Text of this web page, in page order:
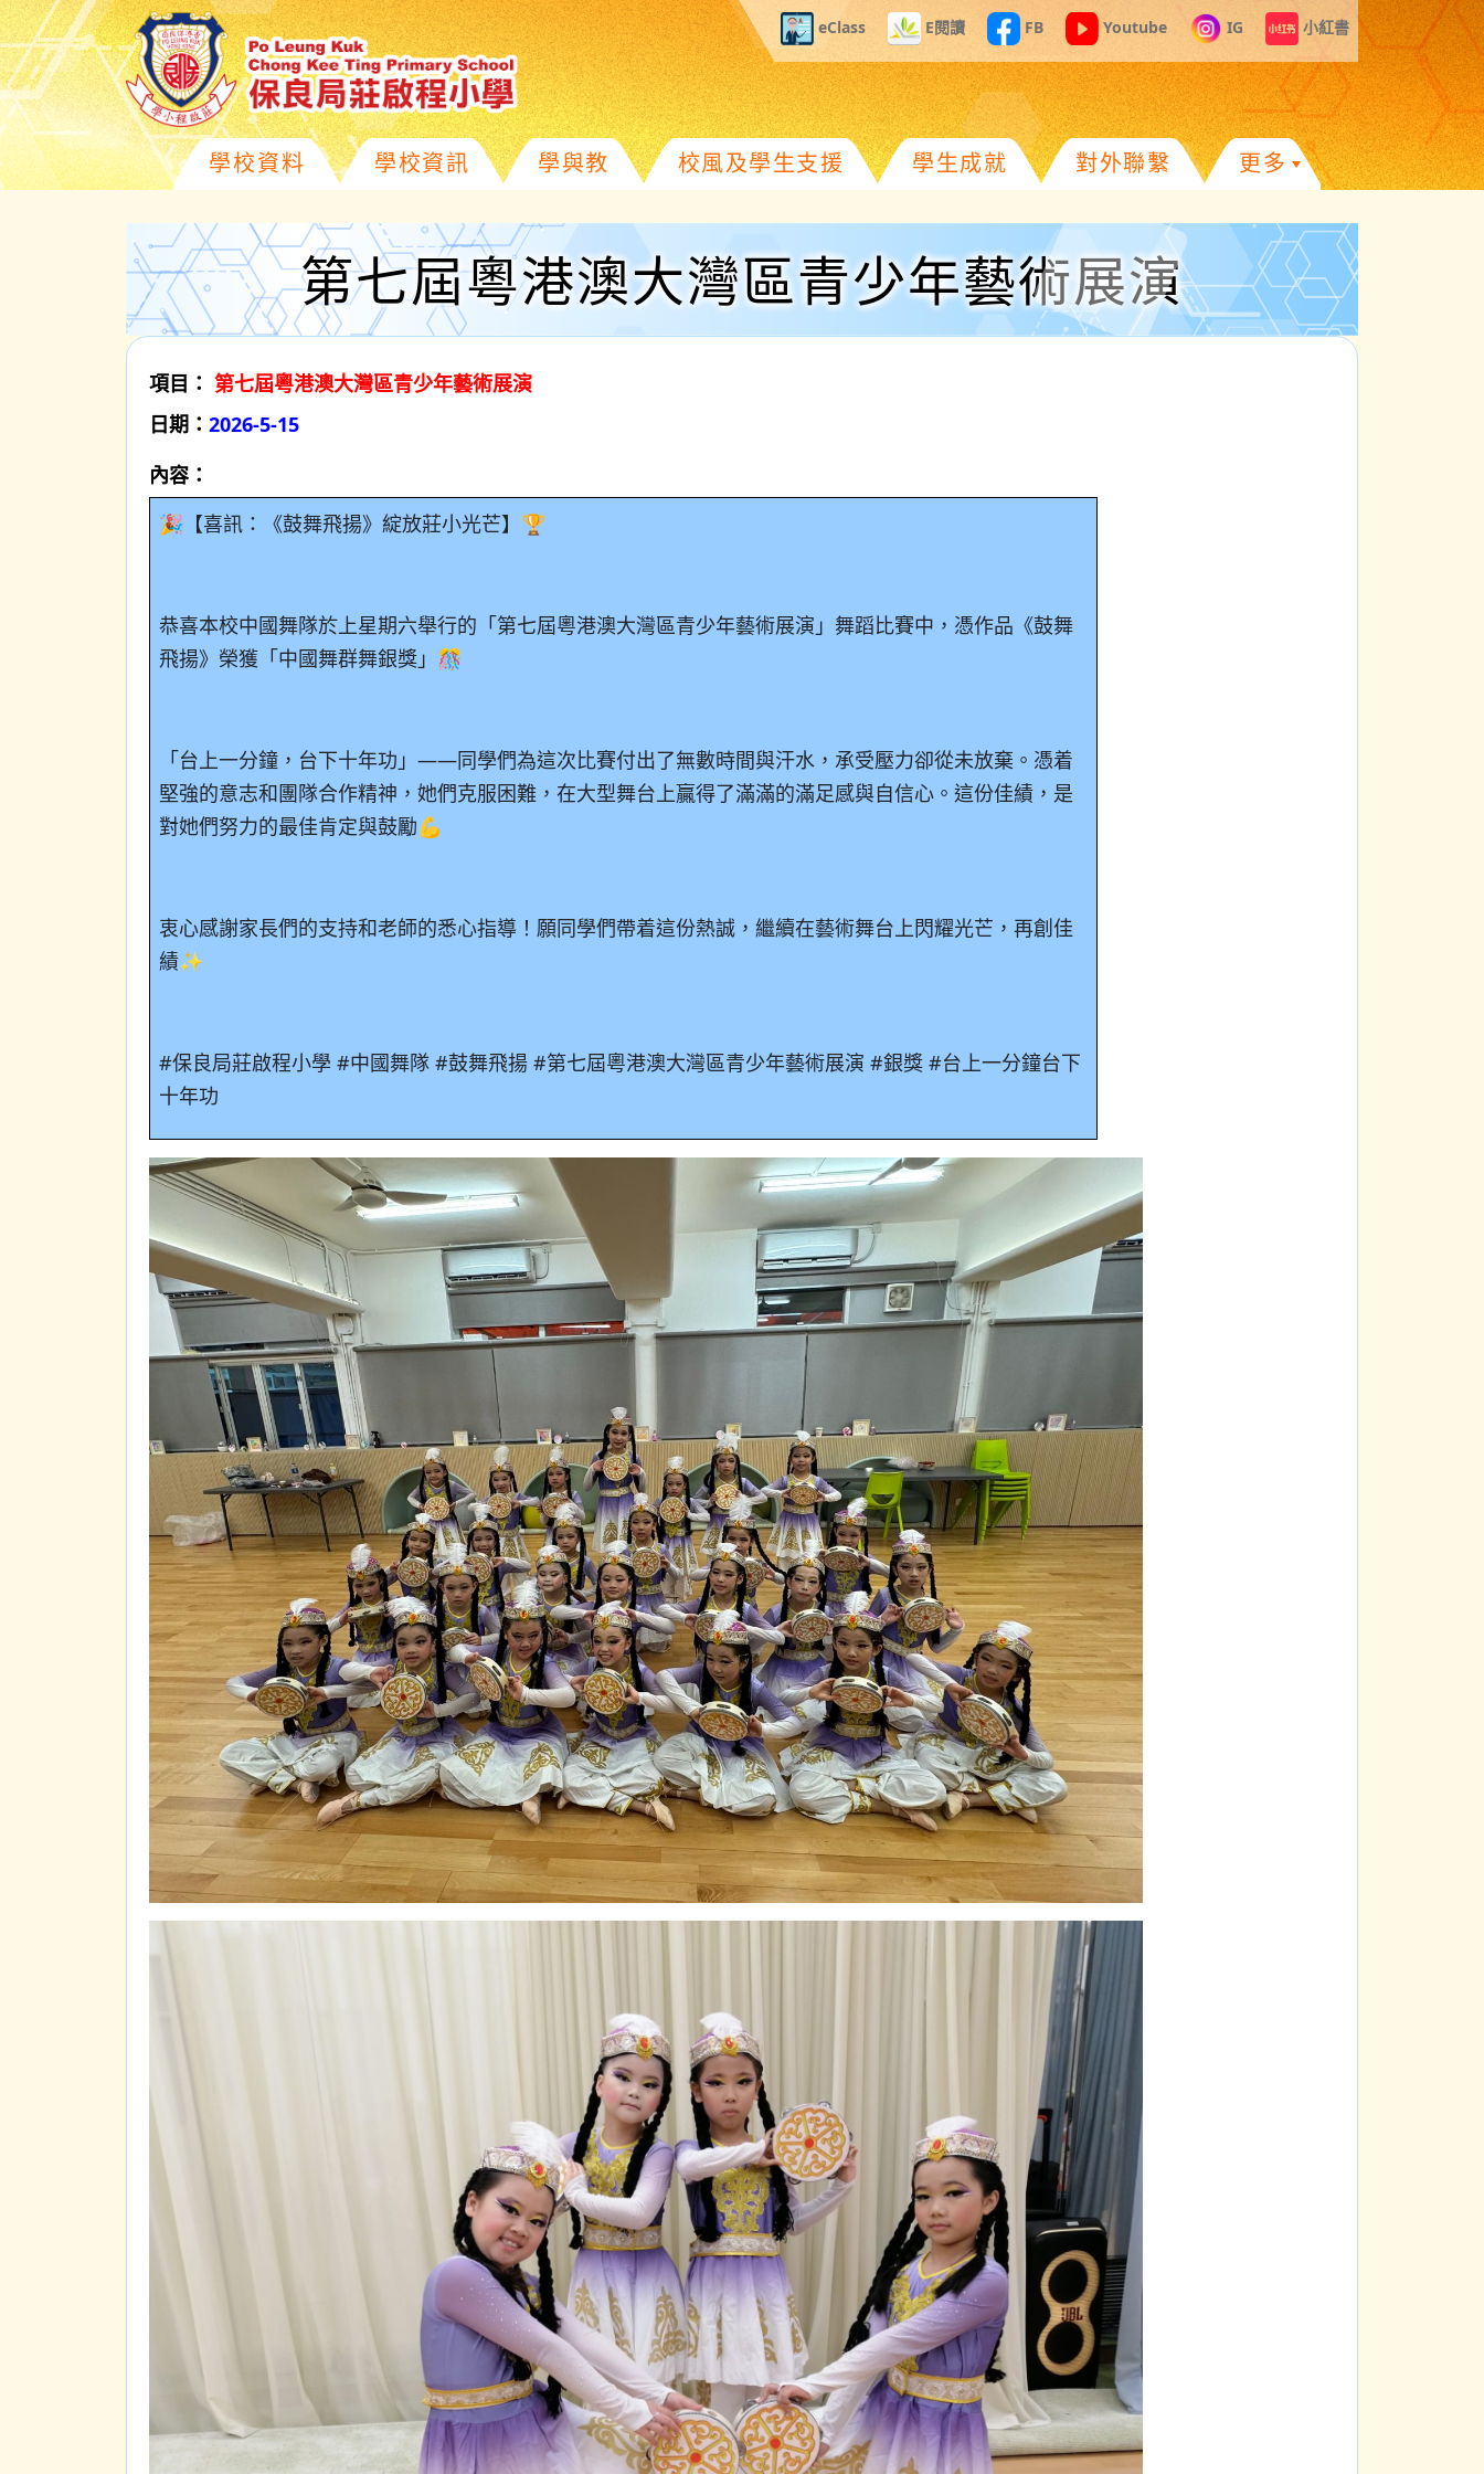
eClass E閱讀 FB Youtube IG 小紅書
學校資料 學校資訊 學與教 校風及學生支援 學生成就 對外聯繫 更多
第七屆粵港澳大灣區青少年藝術展演
項目： 第七屆粵港澳大灣區青少年藝術展演
日期： 2026-5-15
內容：
🎉【喜訊：《鼓舞飛揚》綻放莊小光芒】🏆
恭喜本校中國舞隊於上星期六舉行的「第七屆粵港澳大灣區青少年藝術展演」舞蹈比賽中，憑作品《鼓舞
飛揚》榮獲「中國舞群舞銀獎」🎊
「台上一分鐘，台下十年功」——同學們為這次比賽付出了無數時間與汗水，承受壓力卻從未放棄。憑着
堅強的意志和團隊合作精神，她們克服困難，在大型舞台上贏得了滿滿的滿足感與自信心。這份佳績，是
對她們努力的最佳肯定與鼓勵💪
衷心感謝家長們的支持和老師的悉心指導！願同學們帶着這份熱誠，繼續在藝術舞台上閃耀光芒，再創佳
績✨
#保良局莊啟程小學 #中國舞隊 #鼓舞飛揚 #第七屆粵港澳大灣區青少年藝術展演 #銀獎 #台上一分鐘台下
十年功